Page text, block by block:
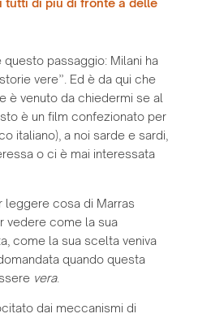
passaggio: Milani ha
vere”. Ed è da qui che
è venuto da chiedermi se al
è un film confezionato per
italiano), a noi sarde e sardi,
o ci è mai interessata
leggere cosa di Marras
vedere come la sua
come la sua scelta veniva
quando questa
vera.
dai meccanismi di